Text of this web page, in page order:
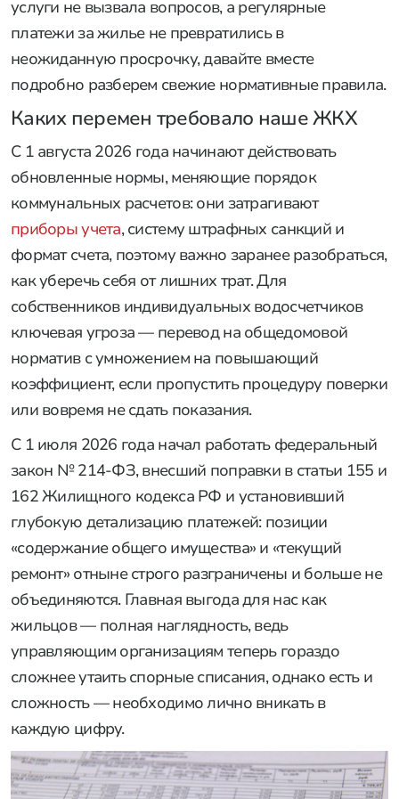
услуги не вызвала вопросов, а регулярные
платежи за жилье не превратились в
неожиданную просрочку, давайте вместе
подробно разберем свежие нормативные правила.
Каких перемен требовало наше ЖКХ
С 1 августа 2026 года начинают действовать
обновленные нормы, меняющие порядок
коммунальных расчетов: они затрагивают
приборы учета, систему штрафных санкций и
формат счета, поэтому важно заранее разобраться,
как уберечь себя от лишних трат. Для
собственников индивидуальных водосчетчиков
ключевая угроза — перевод на общедомовой
норматив с умножением на повышающий
коэффициент, если пропустить процедуру поверки
или вовремя не сдать показания.
С 1 июля 2026 года начал работать федеральный
закон № 214-ФЗ, внесший поправки в статьи 155 и
162 Жилищного кодекса РФ и установивший
глубокую детализацию платежей: позиции
«содержание общего имущества» и «текущий
ремонт» отныне строго разграничены и больше не
объединяются. Главная выгода для нас как
жильцов — полная наглядность, ведь
управляющим организациям теперь гораздо
сложнее утаить спорные списания, однако есть и
сложность — необходимо лично вникать в
каждую цифру.